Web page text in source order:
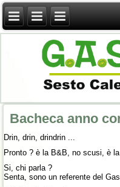
Bacheca anno
Drin, drin, drindrin ...
Pronto ? è la B&B, no scusi, è
Si, chi parla ?
Senta, sono un referente del